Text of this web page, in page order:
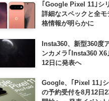
｢Google Pixel 11｣シ
詳細なスペックと全モ
格情報が明らかに
Insta360、新型360度
ンカメラ｢Insta360 X6
12日に発表へ
Google、｢Pixel 11｣
の予約受付を8月12日